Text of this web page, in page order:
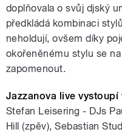
doplňovala o svůj djský
předkládá kombinaci
neholdují, ovšem díky
okořeněnému stylu se
zapomenout.
Jazzanova live vystoupí
Stefan Leisering - DJs
Hill (zpěv), Sebastian